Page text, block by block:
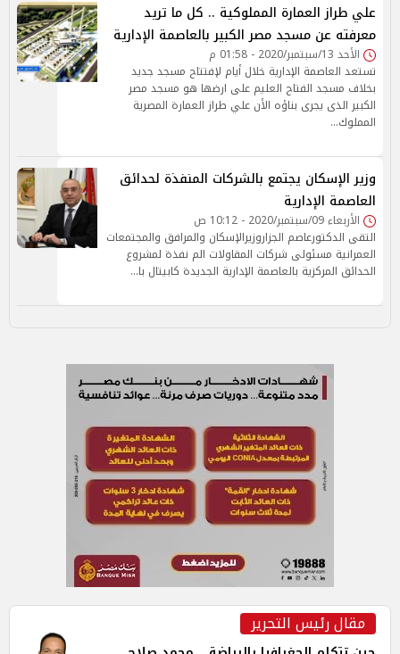
علي طراز العمارة المملوكية .. كل ما تريد
معرفته عن مسجد مصر الكبير بالعاصمة الإدارية
الأحد 13/سبتمبر/2020 - 01:58 م
تستعد العاصمة الإدارية خلال أيام لإفتتاح مسجد جديد
بخلاف مسجد الفتاح العليم على ارضها هو مسجد مصر
الكبير الذى يجرى بناؤه الأن علي طراز العمارة المصرية
المملوك…
وزير الإسكان يجتمع بالشركات المنفذة لحدائق
العاصمة الإدارية
الأربعاء 09/سبتمبر/2020 - 10:12 ص
التقى الدكتورعاصم الجزاروزيرالإسكان والمرافق والمجتمعات
العمرانية مسئولى شركات المقاولات الم نفذة لمشروع
الحدائق المركزية بالعاصمة الإدارية الجديدة كابيتال با…
مقال رئيس التحرير